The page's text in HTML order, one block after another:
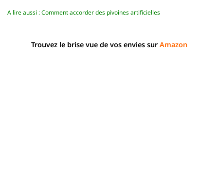
A lire aussi :Comment accorder des pivoines artificielles
Trouvez le brise vue de vos envies sur Amazon